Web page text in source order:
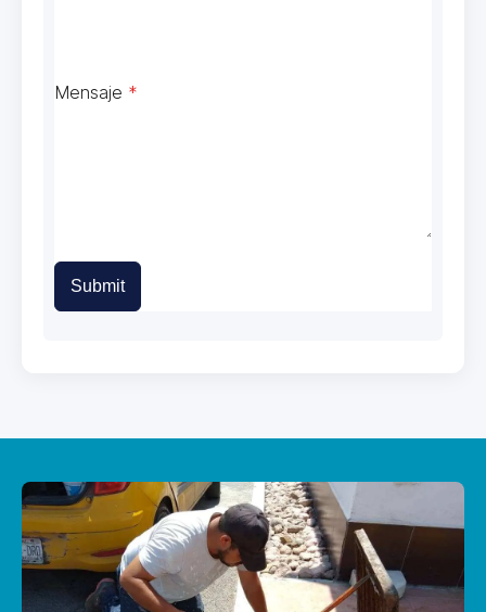
Mensaje *
Submit